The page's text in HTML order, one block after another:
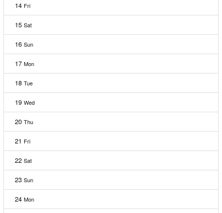
14 Fri
15 Sat
16 Sun
17 Mon
18 Tue
19 Wed
20 Thu
21 Fri
22 Sat
23 Sun
24 Mon